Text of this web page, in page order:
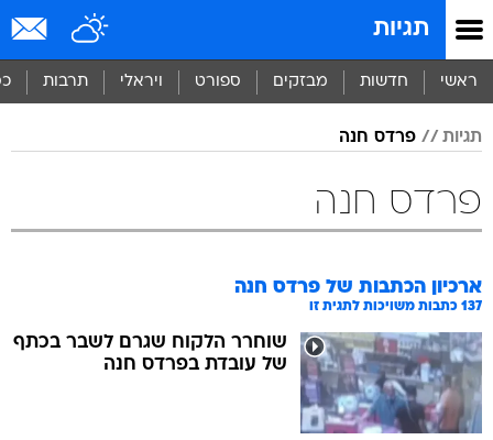
תגיות
ראשי חדשות מבזקים ספורט ויראלי תרבות
תגיות פרדס חנה
פרדס חנה
ארכיון הכתבות של פרדס חנה
137 כתבות משויכות לתגית זו
שוחרר הלקוח שגרם לשבר בכתף
של עובדת בפרדס חנה